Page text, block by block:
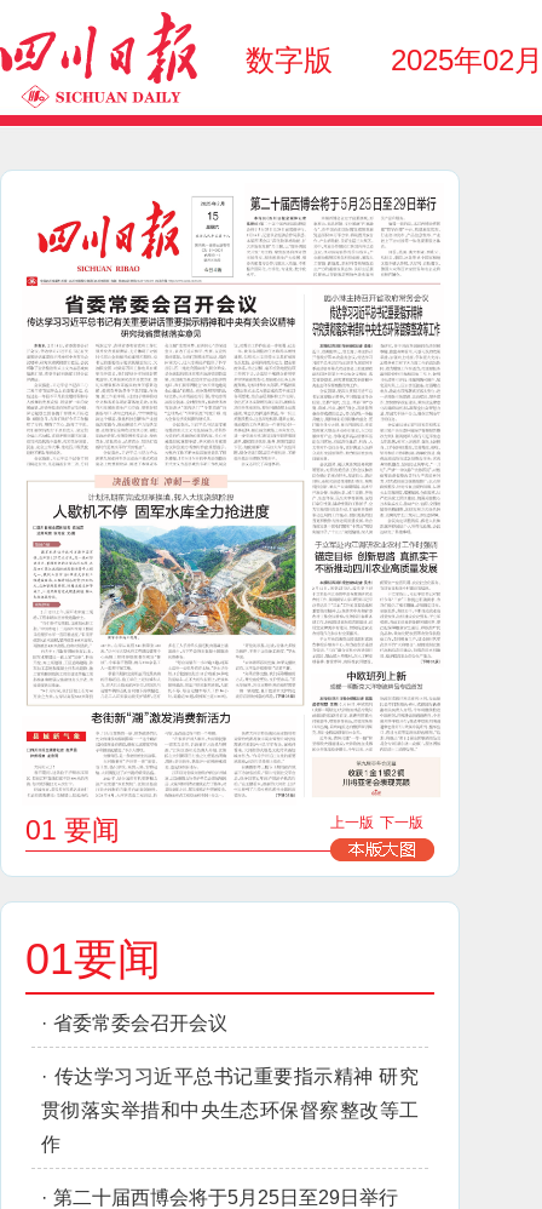
数字版 2025年02
01 要闻 上一版 下一版
01要闻
· 省委常委会召开会议
· 传达学习习近平总书记重要指示精神 研究
贯彻落实举措和中央生态环保督察整改等工
作
· 第二十届西博会将于5月25日至29日举行